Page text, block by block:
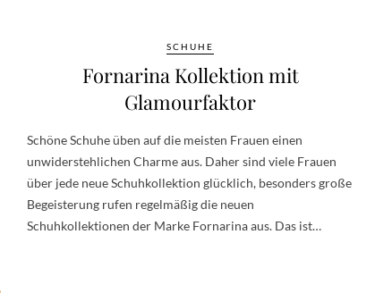
SCHUHE
Fornarina Kollektion mit
Glamourfaktor
Schöne Schuhe üben auf die meisten Frauen einen
unwiderstehlichen Charme aus. Daher sind viele Frauen
über jede neue Schuhkollektion glücklich, besonders große
Begeisterung rufen regelmäßig die neuen
Schuhkollektionen der Marke Fornarina aus. Das ist…